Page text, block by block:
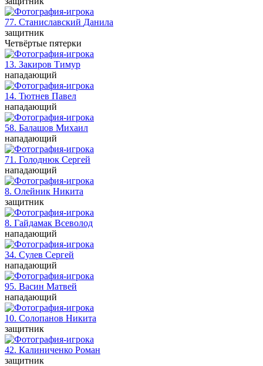
77. Станиславский Данила
защитник
Четвёртые пятерки
13. Закиров Тимур
нападающий
14. Тютнев Павел
нападающий
58. Балашов Михаил
нападающий
71. Голоднюк Сергей
нападающий
8. Олейник Никита
защитник
8. Гайдамак Всеволод
нападающий
34. Сулев Сергей
нападающий
95. Васин Матвей
нападающий
10. Солопанов Никита
защитник
42. Калиниченко Роман
защитник